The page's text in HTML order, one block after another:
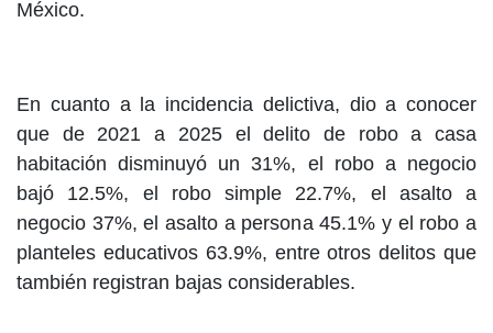
México.
En cuanto a la incidencia delictiva, dio a conocer
que de 2021 a 2025 el delito de robo a casa
habitación disminuyó un 31%, el robo a negocio
bajó 12.5%, el robo simple 22.7%, el asalto a
negocio 37%, el asalto a persona 45.1% y el robo a
planteles educativos 63.9%, entre otros delitos que
también registran bajas considerables.